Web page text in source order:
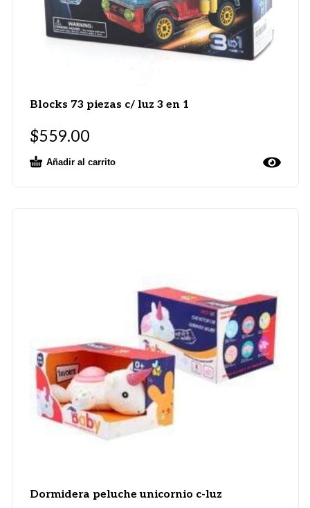
Blocks 73 piezas c/ luz 3 en 1
$559.00
Añadir al carrito
Dormidera peluche unicornio c-luz